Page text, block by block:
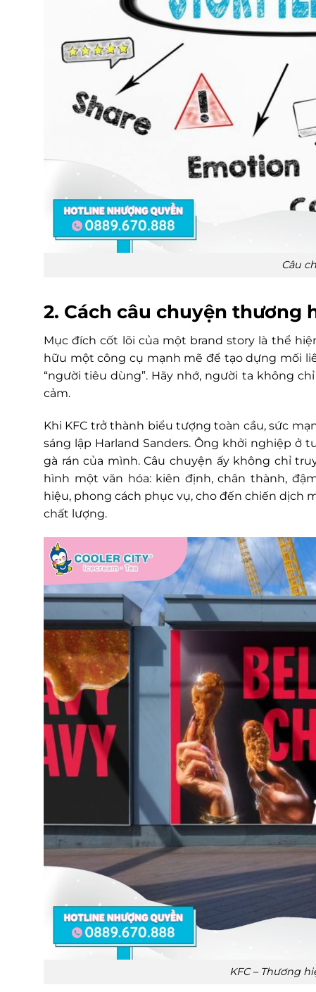
Câu
2. Cách câu chuyện thương
Mục đích cốt lõi của một brand story là thể
hữu một công cụ mạnh mẽ để tạo dựng mối
“người tiêu dùng”. Hãy nhớ, người ta không
cảm.
Khi KFC trở thành biểu tượng toàn cầu, sức
sáng lập Harland Sanders. Ông khởi nghiệp ở
gà rán của mình. Câu chuyện ấy không chỉ
hình một văn hóa: kiên định, chân thành,
hiệu, phong cách phục vụ, cho đến chiến dịch
chất lượng.
KFC – Thương